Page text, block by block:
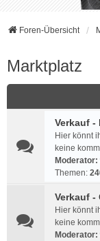
Foren-Übersicht
Marktplatz
Verkauf -
Hier könnt
keine
Moderator:
Themen:
Verkauf -
Hier könnt
keine
Moderator: